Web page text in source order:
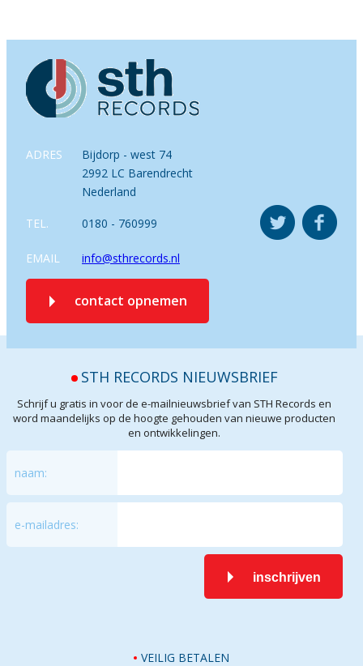
ADRES
Bijdorp - west 74
2992 LC Barendrecht
Nederland
TEL. 0180 - 760999
EMAIL info@sthrecords.nl
contact opnemen
STH RECORDS NIEUWSBRIEF
Schrijf u gratis in voor de e-mailnieuwsbrief van STH Records en
word maandelijks op de hoogte gehouden van nieuwe producten
en ontwikkelingen.
naam:
e-mailadres:
inschrijven
VEILIG BETALEN